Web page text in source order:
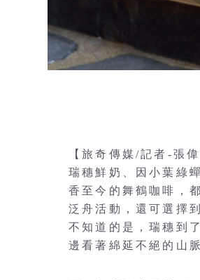
【旅奇傳媒/記者-張
瑞穗鮮奶、因小葉綠
香至今的舞鶴咖啡，
泛舟活動，還可選擇
不知道的是，瑞穗到
邊看著綿延不絕的山